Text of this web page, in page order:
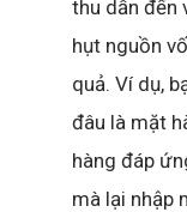
thu dẫn đến
hụt nguồn
quả. Ví dụ,
đâu là mặt
hàng đáp
mà lại nhập